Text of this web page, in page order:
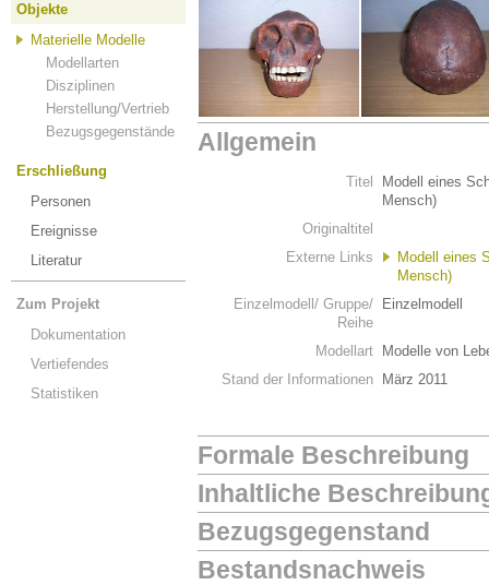
Objekte
Materielle Modelle
Modellarten
Disziplinen
Herstellung/Vertrieb
Bezugsgegenstände
Erschließung
Personen
Ereignisse
Literatur
Zum Projekt
Dokumentation
Vertiefendes
Statistiken
Allgemein
Titel
Modell eines
Mensch)
Originaltitel
Externe Links
Modell eines
Mensch)
Einzelmodell/ Gruppe/
Reihe
Einzelmodell
Modellart
Modelle von
Stand der Informationen
März 2011
Formale Beschreibung
Inhaltliche
Bezugsgegenstand
Bestandsnachweis